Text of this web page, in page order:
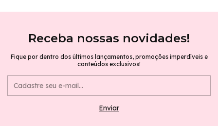
Receba nossas novidades!
Fique por dentro dos últimos lançamentos, promoções imperdíveis e
conteúdos exclusivos!